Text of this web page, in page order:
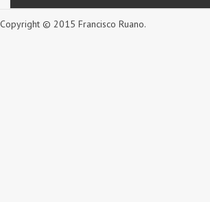
Copyright © 2015 Francisco Ruano.